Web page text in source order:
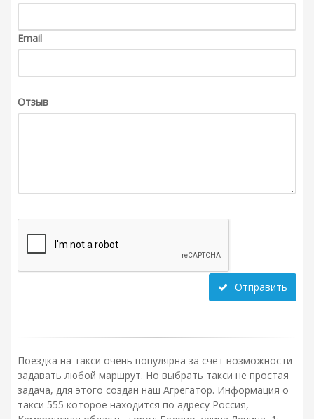
Email
Отзыв
Отправить
Поездка на такси очень популярна за счет возможности
задавать любой маршрут. Но выбрать такси не простая
задача, для этого создан наш Агрегатор. Информация о
такси 555 которое находится по адресу Россия,